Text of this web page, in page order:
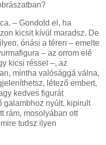
– Gondold el, ha
kicsit kívül maradsz. De
óriási a téren – emelte
– az orrom elé
kicsi réssel –, az
mintha valósággá válna,
létező embert,
kedves figurát
galambhoz nyúlt, kipirult
rám, mosolyában ott
tudsz ilyen